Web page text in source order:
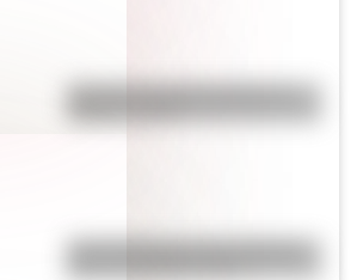
Conocé la historia detrás del
Las 12 máximas de San Martín
para su hija Merceditas